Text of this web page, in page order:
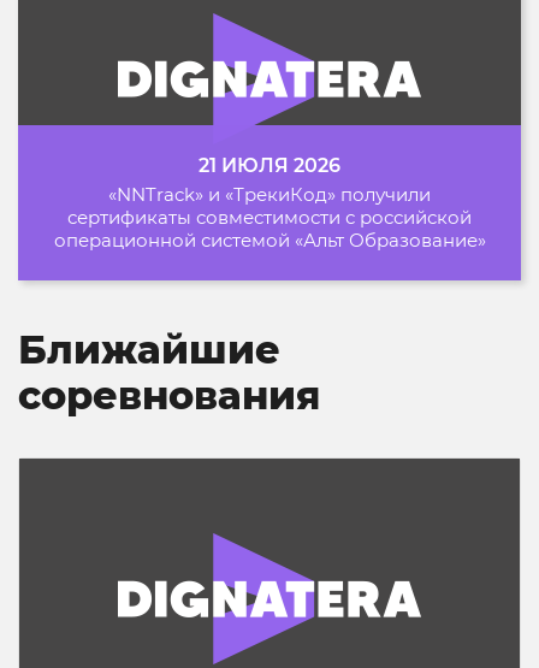
21 ИЮЛЯ 2026
«NNTrack» и «ТрекиКод» получили
сертификаты совместимости с российской
операционной системой «Альт Образование»
Ближайшие
соревнования